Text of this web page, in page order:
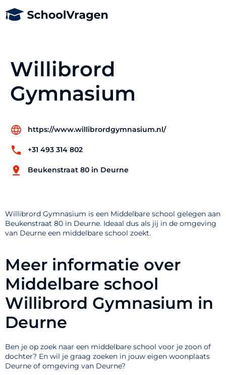
Willibrord
Gymnasium
https://www.willibrordgymnasium.nl/
+31 493 314 802
Beukenstraat 80 in Deurne
Willibrord Gymnasium is een Middelbare school gelegen aan
Beukenstraat 80 in Deurne. Ideaal dus als jij in de omgeving
van Deurne een middelbare school zoekt.
Meer informatie over
Middelbare school
Willibrord Gymnasium in
Deurne
Ben je op zoek naar een middelbare school voor je zoon of
dochter? En wil je graag zoeken in jouw eigen woonplaats
Deurne of omgeving van Deurne?